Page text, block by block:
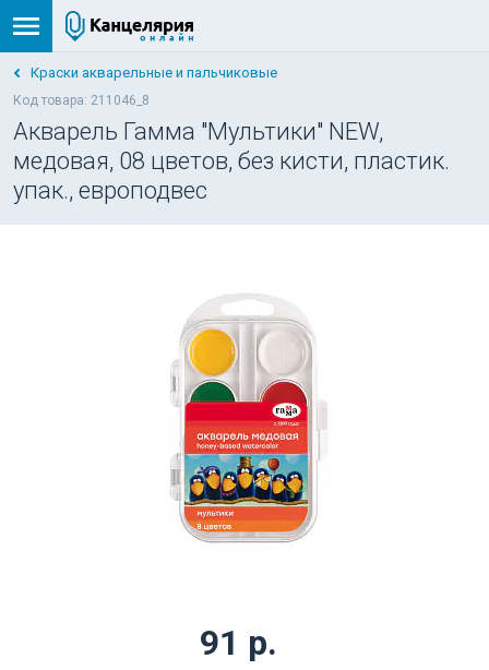
Краски акварельные и пальчиковые
Код товара: 211046_8
Акварель Гамма "Мультики" NEW,
медовая, 08 цветов, без кисти, пластик.
упак., европодвес
91 р.